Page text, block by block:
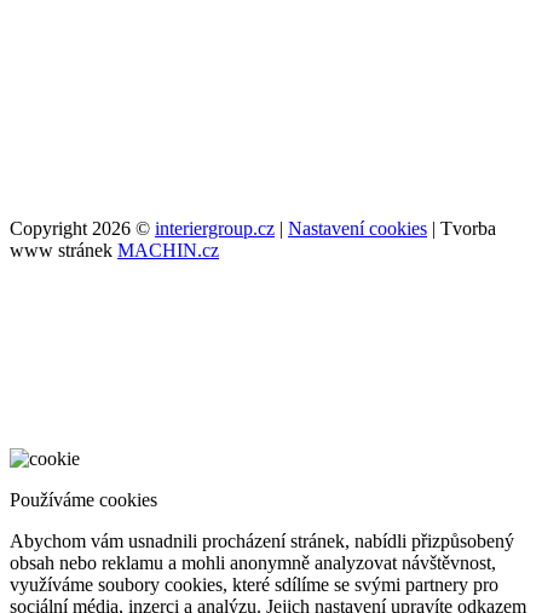
Copyright 2026 © interiergroup.cz | Nastavení cookies | Tvorba
www stránek MACHIN.cz
Používáme cookies
Abychom vám usnadnili procházení stránek, nabídli přizpůsobený
obsah nebo reklamu a mohli anonymně analyzovat návštěvnost,
využíváme soubory cookies, které sdílíme se svými partnery pro
sociální média, inzerci a analýzu. Jejich nastavení upravíte odkazem